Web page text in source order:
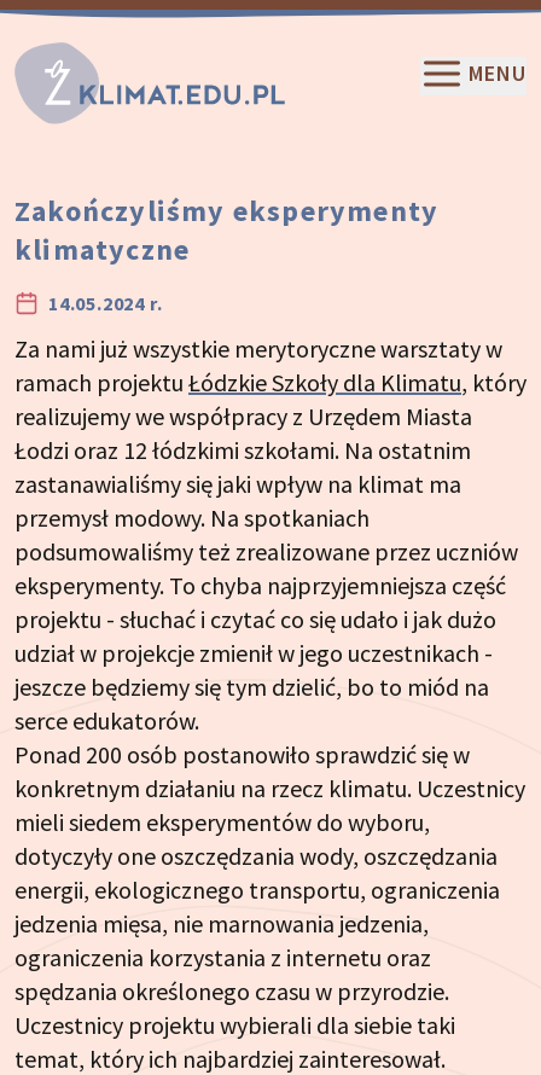
Przeskocz do treści
MENU
Zakończyliśmy eksperymenty
klimatyczne
14.05.2024 r.
Za nami już wszystkie merytoryczne warsztaty w
ramach projektu Łódzkie Szkoły dla Klimatu, który
realizujemy we współpracy z Urzędem Miasta
Łodzi oraz 12 łódzkimi szkołami. Na ostatnim
zastanawialiśmy się jaki wpływ na klimat ma
przemysł modowy. Na spotkaniach
podsumowaliśmy też zrealizowane przez uczniów
eksperymenty. To chyba najprzyjemniejsza część
projektu - słuchać i czytać co się udało i jak dużo
udział w projekcje zmienił w jego uczestnikach -
jeszcze będziemy się tym dzielić, bo to miód na
serce edukatorów.
Ponad 200 osób postanowiło sprawdzić się w
konkretnym działaniu na rzecz klimatu. Uczestnicy
mieli siedem eksperymentów do wyboru,
dotyczyły one oszczędzania wody, oszczędzania
energii, ekologicznego transportu, ograniczenia
jedzenia mięsa, nie marnowania jedzenia,
ograniczenia korzystania z internetu oraz
spędzania określonego czasu w przyrodzie.
Uczestnicy projektu wybierali dla siebie taki
temat, który ich najbardziej zainteresował.